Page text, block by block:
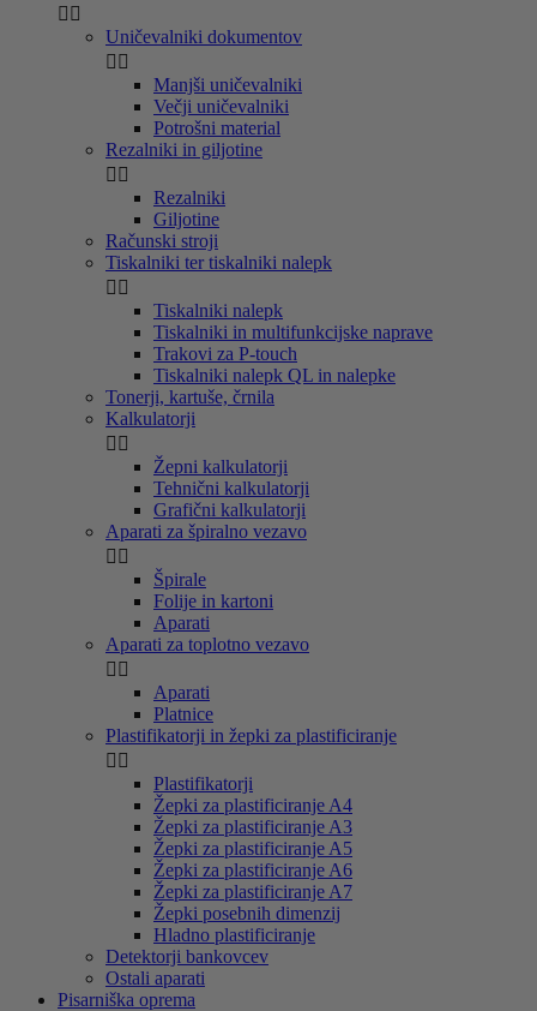
 
Uničevalniki dokumentov
 
Manjši uničevalniki
Večji uničevalniki
Potrošni material
Rezalniki in giljotine
 
Rezalniki
Giljotine
Računski stroji
Tiskalniki ter tiskalniki nalepk
 
Tiskalniki nalepk
Tiskalniki in multifunkcijske naprave
Trakovi za P-touch
Tiskalniki nalepk QL in nalepke
Tonerji, kartuše, črnila
Kalkulatorji
 
Žepni kalkulatorji
Tehnični kalkulatorji
Grafični kalkulatorji
Aparati za špiralno vezavo
 
Špirale
Folije in kartoni
Aparati
Aparati za toplotno vezavo
 
Aparati
Platnice
Plastifikatorji in žepki za plastificiranje
 
Plastifikatorji
Žepki za plastificiranje A4
Žepki za plastificiranje A3
Žepki za plastificiranje A5
Žepki za plastificiranje A6
Žepki za plastificiranje A7
Žepki posebnih dimenzij
Hladno plastificiranje
Detektorji bankovcev
Ostali aparati
Pisarniška oprema